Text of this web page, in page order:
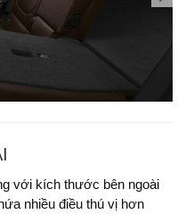
với kích thước bên ngoài
nhiều điều thú vị hơn